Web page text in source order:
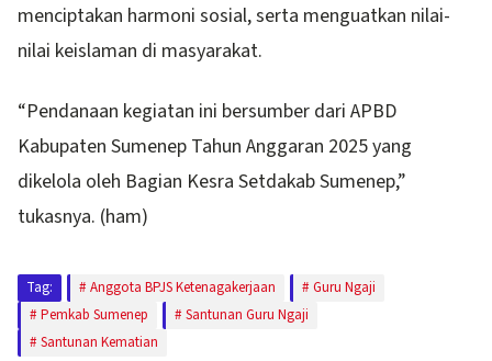
menciptakan harmoni sosial, serta menguatkan nilai-
nilai keislaman di masyarakat.
“Pendanaan kegiatan ini bersumber dari APBD
Kabupaten Sumenep Tahun Anggaran 2025 yang
dikelola oleh Bagian Kesra Setdakab Sumenep,”
tukasnya. (ham)
Tag: Anggota BPJS Ketenagakerjaan
Guru Ngaji
Pemkab Sumenep
Santunan Guru Ngaji
Santunan Kematian